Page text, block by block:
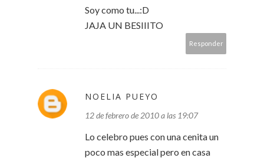
Soy como tu...:D
JAJA UN BESIIITO
Responder
NOELIA PUEYO
12 de febrero de 2010 a las 19:07
Lo celebro pues con una cenita un
poco mas especial pero en casa